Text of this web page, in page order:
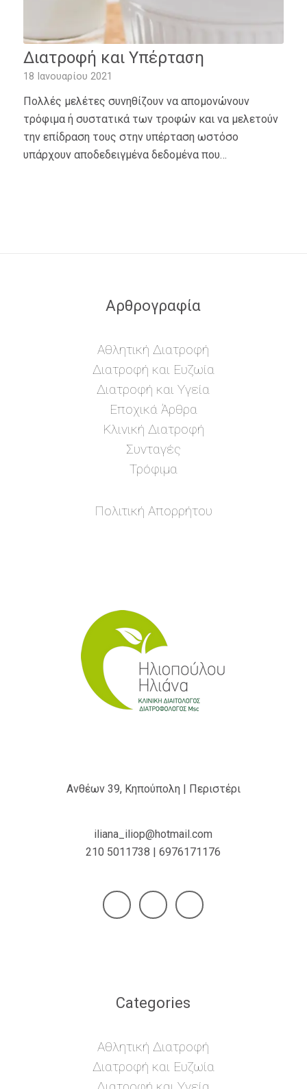
Διατροφή και Υπέρταση
18 Ιανουαρίου 2021
Πολλές μελέτες συνηθίζουν να απομονώνουν
τρόφιμα ή συστατικά των τροφών και να μελετούν
την επίδραση τους στην υπέρταση ωστόσο
υπάρχουν αποδεδειγμένα δεδομένα που…
Αρθρογραφία
Αθλητική Διατροφή
Διατροφή και Ευζωία
Διατροφή και Υγεία
Εποχικά Άρθρα
Κλινική Διατροφή
Συνταγές
Τρόφιμα
Πολιτική Απορρήτου
Ανθέων 39, Κηπούπολη | Περιστέρι
iliana_iliop@hotmail.com
210 5011738 | 6976171176
Categories
Αθλητική Διατροφή
Διατροφή και Ευζωία